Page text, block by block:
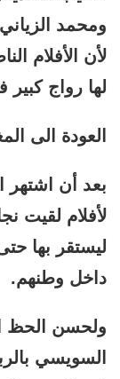
ومحمد
لأن الأفلام
لها رواج
العودة الى
بعد أن اشتهر
لأفلام لقيت
ليستقر بها
داخل وطنهم.
ولحسن الحظ
السويسي